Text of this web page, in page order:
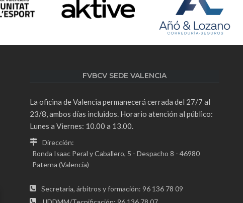
FVBCV SEDE VALENCIA
La oficina de Valencia permanecerá cerrada del 27/7 al
23/8, ambos días incluidos. Horario atención al público:
Lunes a Viernes: 10.00 a 13.00.
Dirección:
Ronda Isaac Peral y Caballero, 5 - Despacho 8 - 46980
Paterna (Valencia)
Secretaria, árbitros y formación: 96 136 78 09